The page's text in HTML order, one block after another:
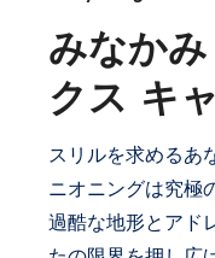
みなかみ
クス キ
スリルを求めるあ
ニオニングは究極
過酷な地形とアド